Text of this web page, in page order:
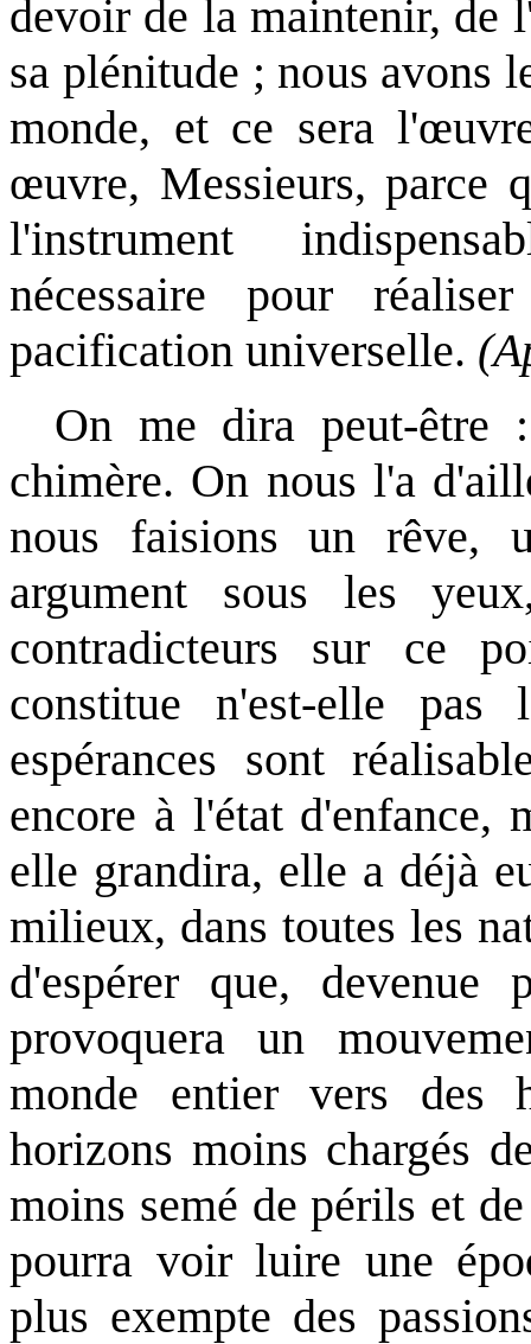
devoir de la maintenir, de
sa plénitude ; nous avons
monde, et ce sera
œuvre, Messieurs, parce
l'instrument
nécessaire pour
pacification universelle.
On me dira peut-être
chimère. On nous l'a
nous faisions un rêve,
argument sous les
contradicteurs sur ce
constitue n'est-elle
espérances sont
encore à l'état d'enfance,
elle grandira, elle a déjà
milieux, dans toutes les
d'espérer que,
provoquera un
monde entier vers des
horizons moins chargés
moins semé de périls et
pourra voir luire une
plus exempte des